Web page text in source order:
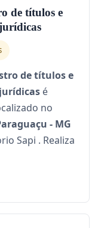
de títulos e
de títulos e
é
no
- MG
Sapi . Realiza